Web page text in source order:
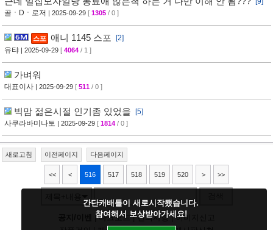
골ㆍDㆍ로저 | 2025-09-29 [ 1305 / 0 ]
스포 애니 1145 스포
[2]
유탸 | 2025-09-29 [ 4064 / 1 ]
가벼워
대표이사 | 2025-09-29 [ 511 / 0 ]
빅맘 젊은시절 인기좀 있었을
[5]
사쿠라바미나토 | 2025-09-29 [ 1814 / 0 ]
새로고침 이전페이지 다음페이지
<< < 516 517 518 519 520 > >>
|다크모드|건의사항|이미지신고
간단캐배틀이 새로시작됐습니다.
참여해서 보상받아가세요!